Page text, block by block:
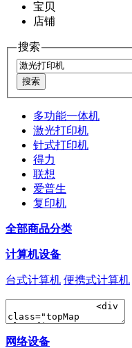
宝贝
店铺
搜索
多功能一体机
激光打印机
针式打印机
得力
联想
爱普生
复印机
全部商品分类
计算机设备
台式计算机 便携式计算机
网络设备